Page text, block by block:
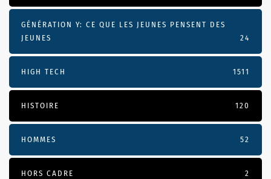
GÉNÉRATION Y: CE QUE LES JEUNES PENSENT DES
JEUNES
24
HIGH TECH 1511
HISTOIRE 120
HOMMES 52
HORS CADRE 2